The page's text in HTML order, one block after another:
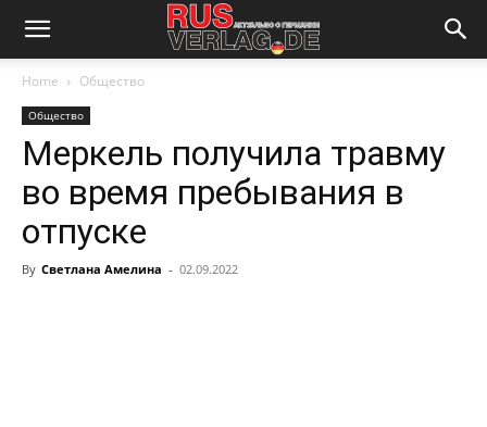
Home Общество
Общество
Меркель получила травму
во время пребывания в
отпуске
By Светлана Амелина - 02.09.2022